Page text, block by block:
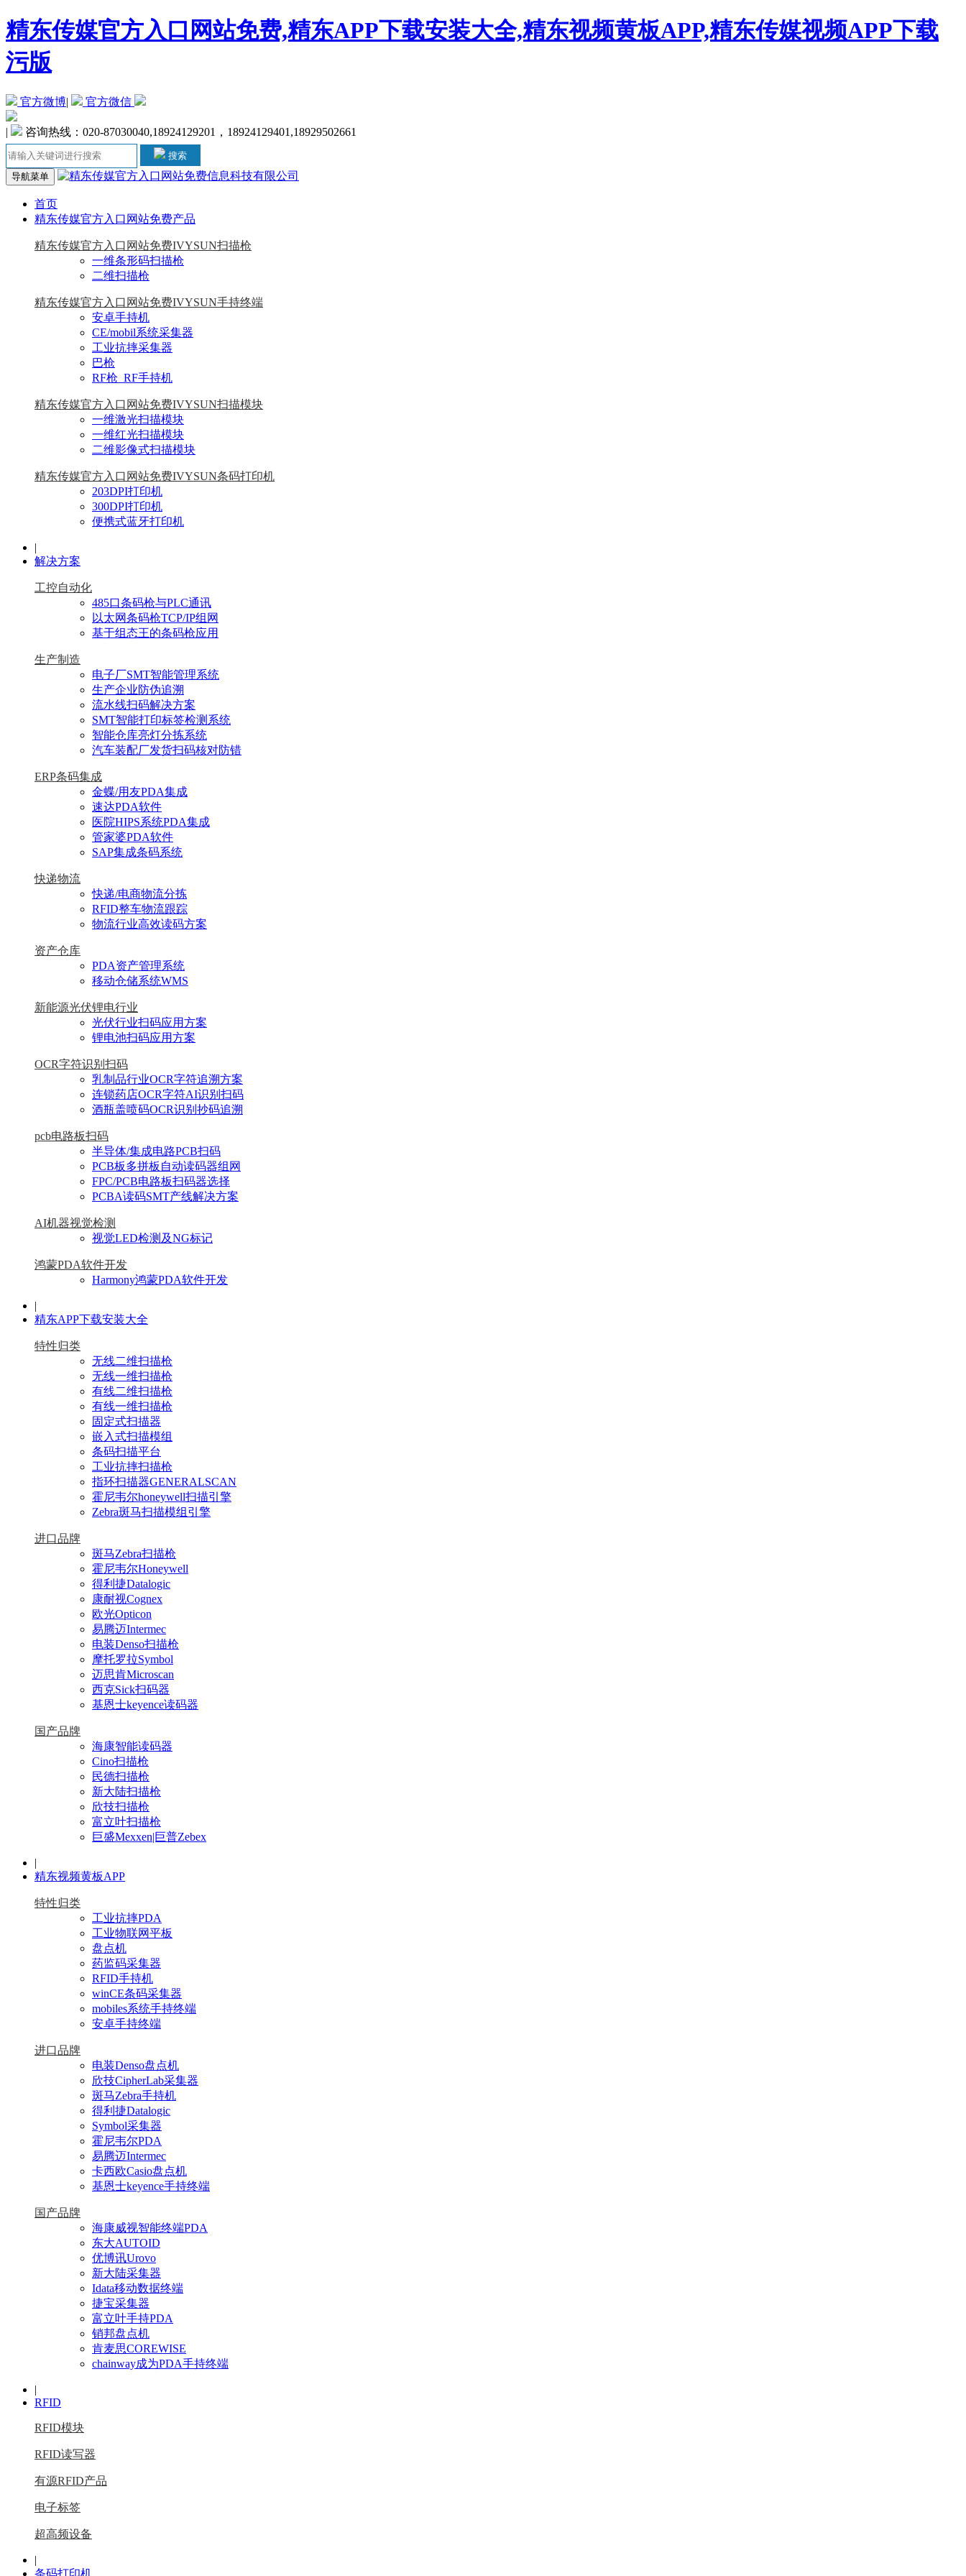
精东传媒官方入口网站免费,精东APP下载安装大全,精东视频黄板APP,精东传媒视频APP下载
污版
官方微博| 官方微信
| 咨询热线：020-87030040,18924129201，18924129401,18929502661
搜索
导航菜单
首页
精东传媒官方入口网站免费产品
精东传媒官方入口网站免费IVYSUN扫描枪
一维条形码扫描枪
二维扫描枪
精东传媒官方入口网站免费IVYSUN手持终端
安卓手持机
CE/mobil系统采集器
工业抗摔采集器
巴枪
RF枪_RF手持机
精东传媒官方入口网站免费IVYSUN扫描模块
一维激光扫描模块
一维红光扫描模块
二维影像式扫描模块
精东传媒官方入口网站免费IVYSUN条码打印机
203DPI打印机
300DPI打印机
便携式蓝牙打印机
|
解决方案
工控自动化
485口条码枪与PLC通讯
以太网条码枪TCP/IP组网
基于组态王的条码枪应用
生产制造
电子厂SMT智能管理系统
生产企业防伪追溯
流水线扫码解决方案
SMT智能打印标签检测系统
智能仓库亮灯分拣系统
汽车装配厂发货扫码核对防错
ERP条码集成
金蝶/用友PDA集成
速达PDA软件
医院HIPS系统PDA集成
管家婆PDA软件
SAP集成条码系统
快递物流
快递/电商物流分拣
RFID整车物流跟踪
物流行业高效读码方案
资产仓库
PDA资产管理系统
移动仓储系统WMS
新能源光伏锂电行业
光伏行业扫码应用方案
锂电池扫码应用方案
OCR字符识别扫码
乳制品行业OCR字符追溯方案
连锁药店OCR字符AI识别扫码
酒瓶盖喷码OCR识别抄码追溯
pcb电路板扫码
半导体/集成电路PCB扫码
PCB板多拼板自动读码器组网
FPC/PCB电路板扫码器选择
PCBA读码SMT产线解决方案
AI机器视觉检测
视觉LED检测及NG标记
鸿蒙PDA软件开发
Harmony鸿蒙PDA软件开发
|
精东APP下载安装大全
特性归类
无线二维扫描枪
无线一维扫描枪
有线二维扫描枪
有线一维扫描枪
固定式扫描器
嵌入式扫描模组
条码扫描平台
工业抗摔扫描枪
指环扫描器GENERALSCAN
霍尼韦尔honeywell扫描引擎
Zebra斑马扫描模组引擎
进口品牌
斑马Zebra扫描枪
霍尼韦尔Honeywell
得利捷Datalogic
康耐视Cognex
欧光Opticon
易腾迈Intermec
电装Denso扫描枪
摩托罗拉Symbol
迈思肯Microscan
西克Sick扫码器
基恩士keyence读码器
国产品牌
海康智能读码器
Cino扫描枪
民德扫描枪
新大陆扫描枪
欣技扫描枪
富立叶扫描枪
巨盛Mexxen|巨普Zebex
|
精东视频黄板APP
特性归类
工业抗摔PDA
工业物联网平板
盘点机
药监码采集器
RFID手持机
winCE条码采集器
mobiles系统手持终端
安卓手持终端
进口品牌
电装Denso盘点机
欣技CipherLab采集器
斑马Zebra手持机
得利捷Datalogic
Symbol采集器
霍尼韦尔PDA
易腾迈Intermec
卡西欧Casio盘点机
基恩士keyence手持终端
国产品牌
海康威视智能终端PDA
东大AUTOID
优博讯Urovo
新大陆采集器
Idata移动数据终端
捷宝采集器
富立叶手持PDA
销邦盘点机
肯麦思COREWISE
chainway成为PDA手持终端
|
RFID
RFID模块
RFID读写器
有源RFID产品
电子标签
超高频设备
|
条码打印机